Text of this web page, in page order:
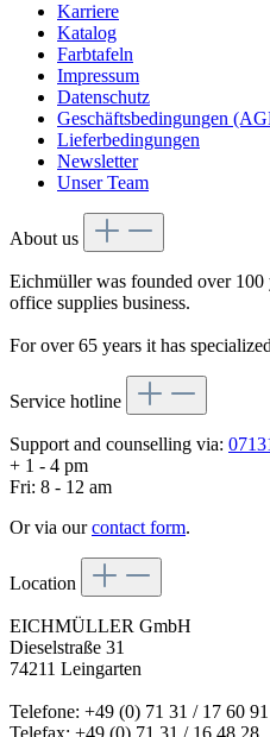
Karriere
Katalog
Farbtafeln
Impressum
Datenschutz
Geschäftsbedingungen
Lieferbedingungen
Newsletter
Unser Team
About us
Eichmüller was founded over 100
office supplies business.
For over 65 years it has
Service hotline
Support and counselling via:
+ 1 - 4 pm
Fri: 8 - 12 am
Or via ourcontact form.
Location
EICHMÜLLER GmbH
Dieselstraße 31
74211 Leingarten
Telefone: +49 (0) 71 31 / 17 60 91